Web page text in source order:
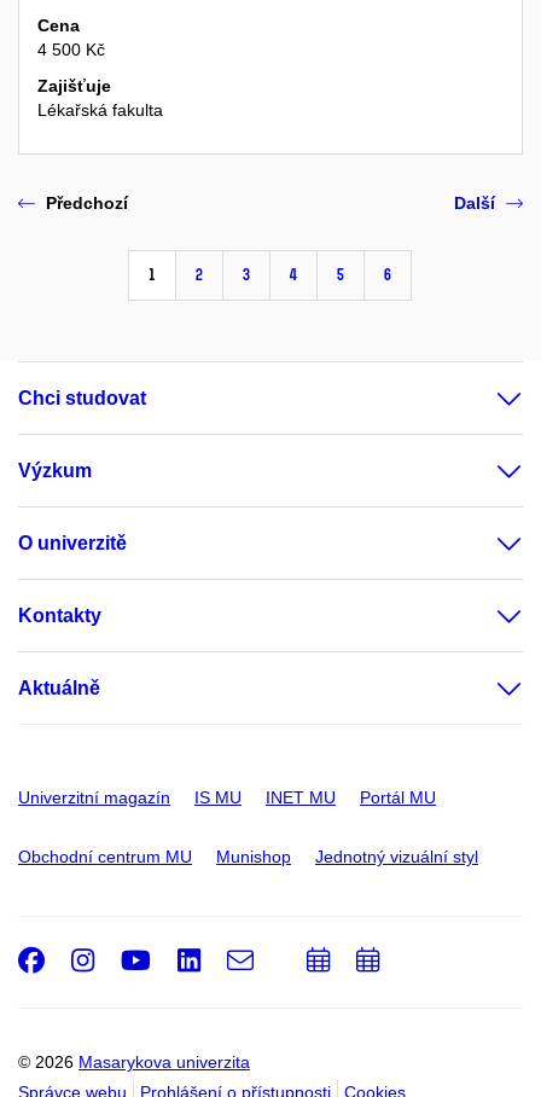
Cena
4 500 Kč
Zajišťuje
Lékařská fakulta
Předchozí
1 2 3 4 5 6
Další
Chci studovat
Výzkum
O univerzitě
Kontakty
Aktuálně
Univerzitní magazín IS MU INET MU Portál MU
Obchodní centrum MU Munishop Jednotný vizuální styl
© 2026 Masarykova univerzita
Správce webu
Prohlášení o přístupnosti Cookies
Facebook
Instagram
Youtube
LinkedIn
e-
PřidatPřidat